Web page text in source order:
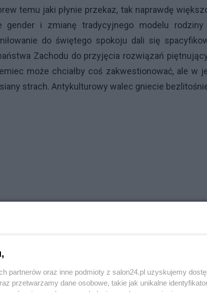
temu jaki płynie przekaz, tak naprawdę
i zmianę tradycyjnego modelu rodziny
do świętego spokoju dali się
Zachodu do przyjęcia rozwiązań
może chciałby coś zakwestionować, ale w
strach. Antykulturowy walec gniecie
partnerów oraz inne podmioty z salon24.pl uzyskujemy
przetwarzamy dane osobowe, takie jak unikalne